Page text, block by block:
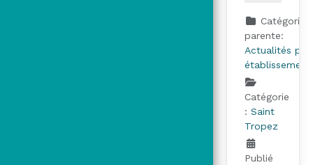
Catégorie
parente:
Actualités par
Catégorie
: Saint
Tropez
Publié